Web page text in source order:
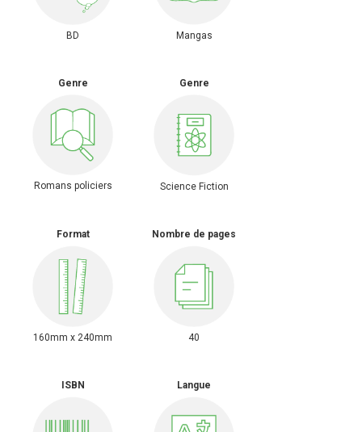
BD Mangas
Genre
Romans policiers
Genre
Science Fiction
Format
160mm x 240mm
Nombre de pages
40
ISBN Langue